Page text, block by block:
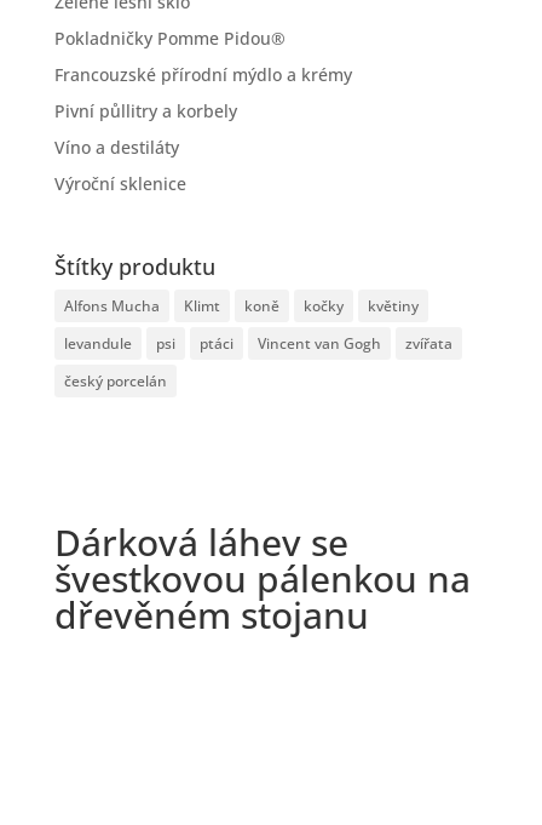
Pokladničky Pomme Pidou®
Francouzské přírodní mýdlo a krémy
Pivní půllitry a korbely
Víno a destiláty
Výroční sklenice
Štítky produktu
Alfons Mucha Klimt koně kočky
květiny
levandule
psi ptáci Vincent van Gogh
zvířata
český porcelán
Dárková láhev se
švestkovou pálenkou na
dřevěném stojanu